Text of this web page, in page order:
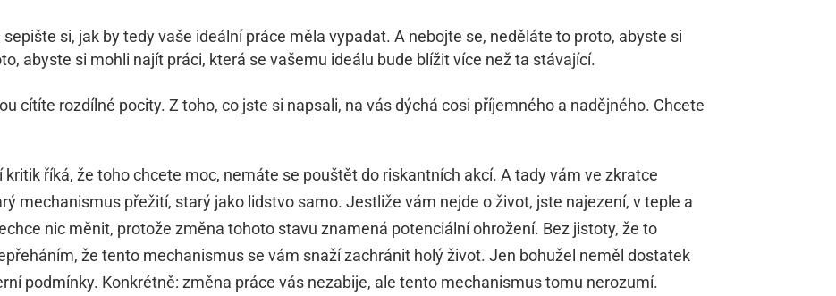
si, jak by tedy vaše ideální práce měla vypadat. A nebojte se, neděláte to proto, abyste si
abyste si mohli najít práci, která se vašemu ideálu bude blížit více než ta stávající.
cítíte rozdílné pocity. Z toho, co jste si napsali, na vás dýchá cosi příjemného a nadějného. Chcete
říká, že toho chcete moc, nemáte se pouštět do riskantních akcí. A tady vám ve zkratce
mechanismus přežití, starý jako lidstvo samo. Jestliže vám nejde o život, jste najezení, v teple a
nic měnit, protože změna tohoto stavu znamená potenciální ohrožení. Bez jistoty, že to
že tento mechanismus se vám snaží zachránit holý život. Jen bohužel neměl dostatek
podmínky. Konkrétně: změna práce vás nezabije, ale tento mechanismus tomu nerozumí.